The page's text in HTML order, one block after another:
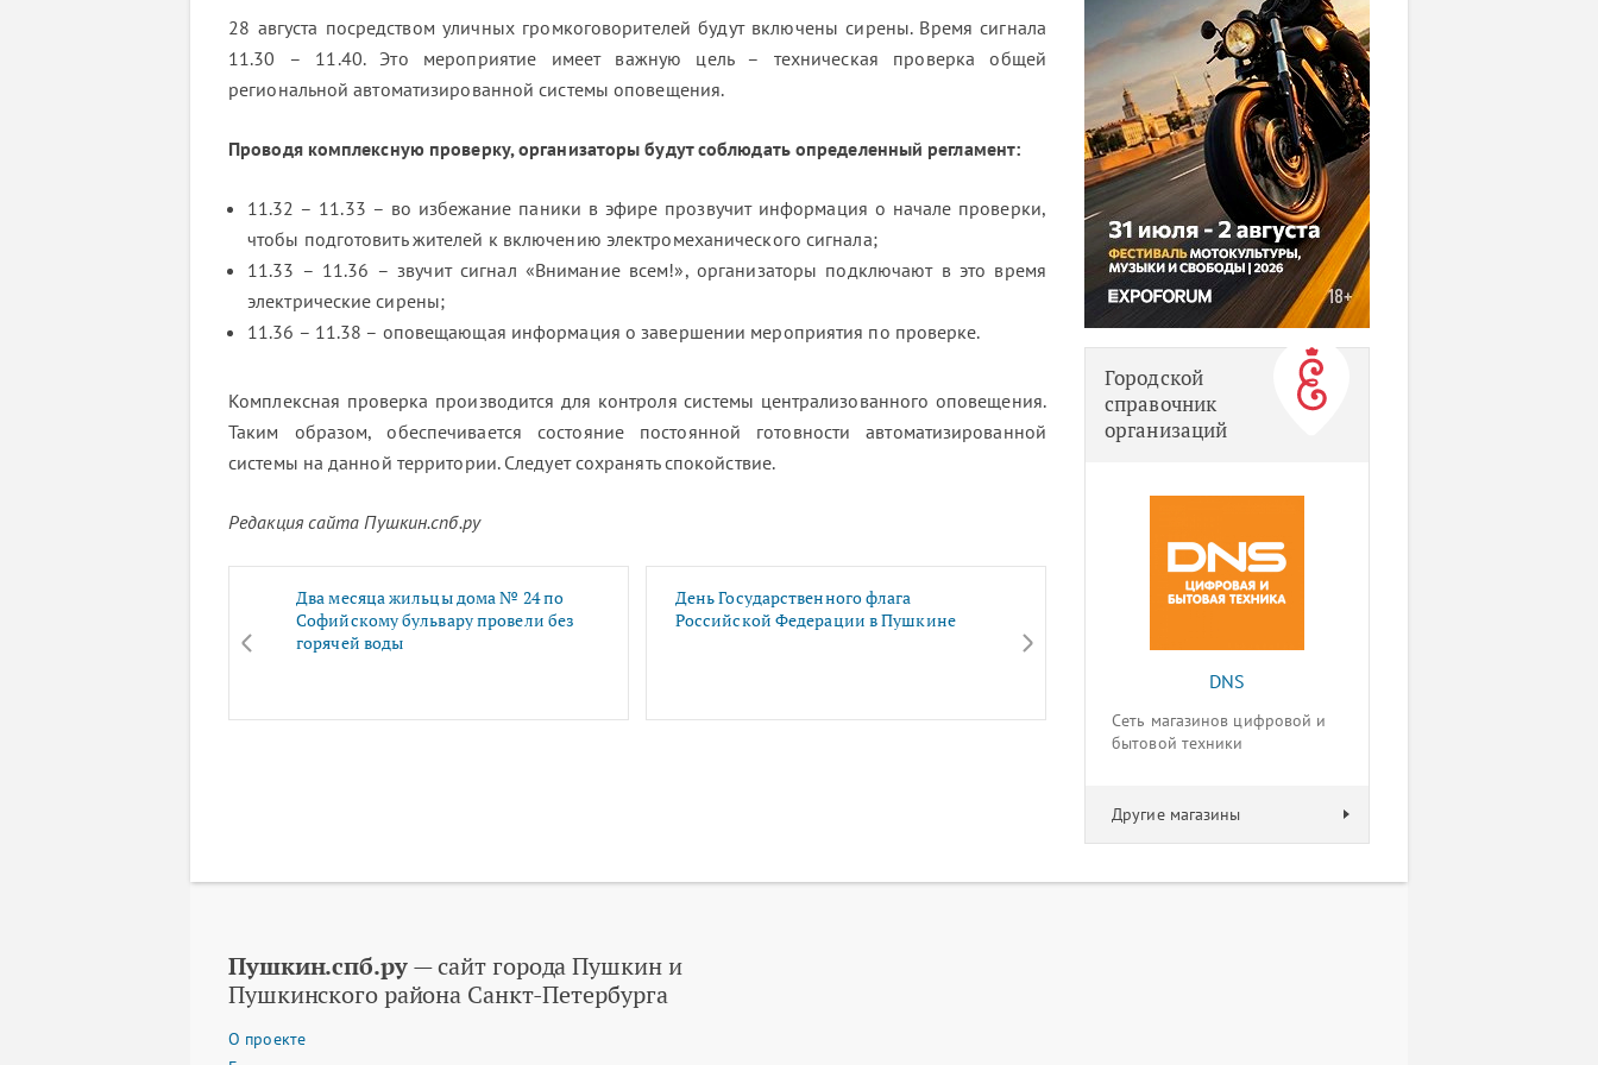
28 августа посредством уличных громкоговорителей будут включены сирены. Время сигнала
11.30 – 11.40. Это мероприятие имеет важную цель – техническая проверка общей
региональной автоматизированной системы оповещения.
Проводя комплексную проверку, организаторы будут соблюдать определенный регламент:
11.32 – 11.33 – во избежание паники в эфире прозвучит информация о начале проверки,
чтобы подготовить жителей к включению электромеханического сигнала;
11.33 – 11.36 – звучит сигнал «Внимание всем!», организаторы подключают в это время
электрические сирены;
11.36 – 11.38 – оповещающая информация о завершении мероприятия по проверке.
Комплексная проверка производится для контроля системы централизованного оповещения.
Таким образом, обеспечивается состояние постоянной готовности автоматизированной
системы на данной территории. Следует сохранять спокойствие.
Редакция сайта Пушкин.спб.ру
Два месяца жильцы дома № 24 по
Софийскому бульвару провели без
горячей воды
День Государственного флага
Российской Федерации в Пушкине
Городской
справочник
организаций
DNS
Сеть магазинов цифровой и
бытовой техники
Другие магазины
Пушкин.спб.ру— сайт города Пушкин и
Пушкинского района Санкт-Петербурга
О проекте